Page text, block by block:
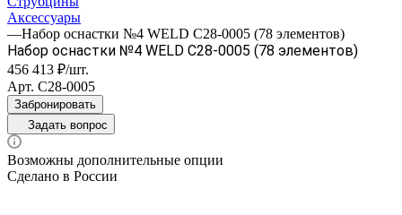
Аксессуары
—Набор оснастки №4 WELD С28-0005 (78 элементов)
Набор оснастки №4 WELD С28-0005 (78 элементов)
456 413 ₽/шт.
Арт. С28-0005
Забронировать
Задать вопрос
Возможны дополнительные опции
Сделано в России